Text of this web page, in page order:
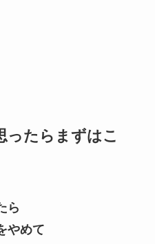
ったらまずはこ
ら
やめて